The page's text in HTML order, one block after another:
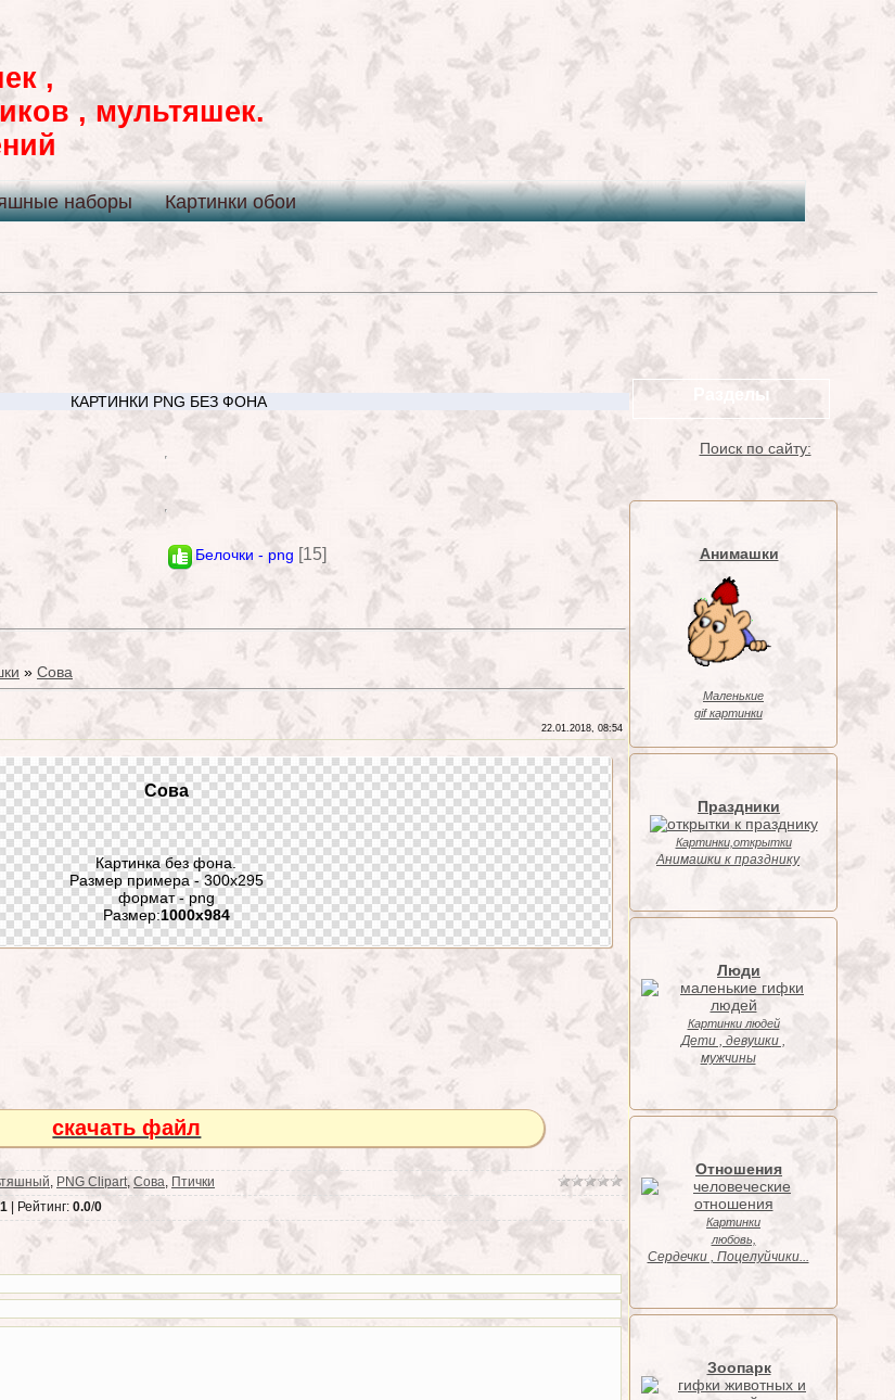
,
, мультяшек.
наборы Картинки обои
КАРТИНКИ PNG БЕЗ ФОНА
Белочки - png [15]
» Сова
22.01.2018, 08:54
Сова
Картинка без фона.
Размер примера - 300x295
формат - png
Размер:1000x984
скачать файл
, PNG Clipart, Сова, Птички
1 | Рейтинг: 0.0/0
Разделы
Поиск по сайту:
Анимашки
Маленькие
gif картинки
Праздники
Картинки,открытки
Анимашки к празднику
Люди
Картинки людей
Дети , девушки ,
мужчины
Отношения
Картинки
любовь,
Cердечки , Поцелуйчики...
Зоопарк